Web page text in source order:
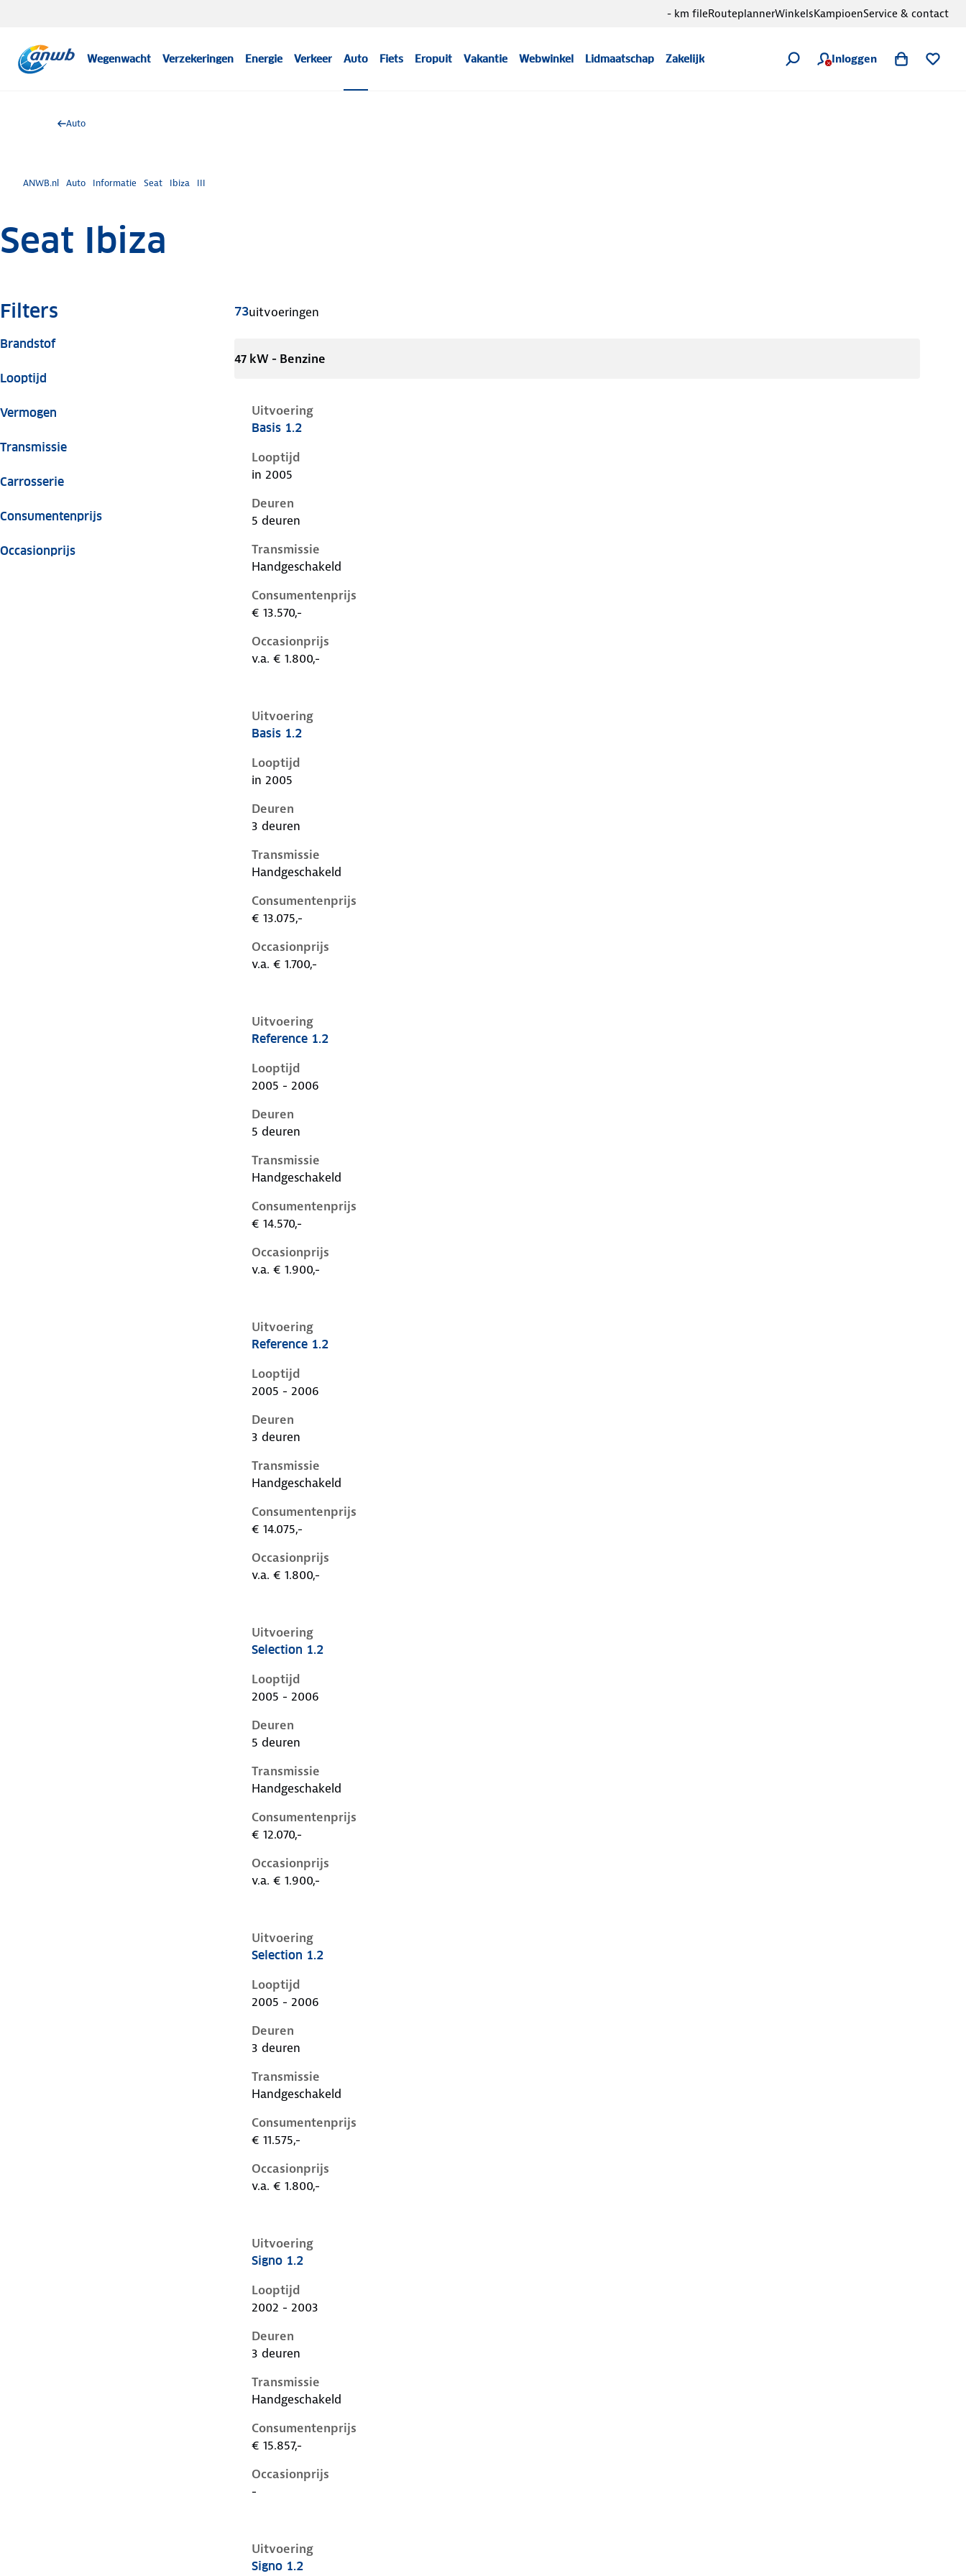
Wegenwacht Verzekeringen Energie Verkeer Auto Fiets Eropuit Vakantie Webwinkel Lidmaatschap Zakelijk Inloggen
- km fileRouteplannerWinkelsKampioenService & contact
Auto
ANWB.nl Auto Informatie Seat Ibiza III
Seat Ibiza
Filters
Brandstof
Looptijd
Vermogen
Transmissie
Carrosserie
Consumentenprijs
Occasionprijs
73uitvoeringen
47 kW - Benzine
Uitvoering
Seat Ibiza iii, 1.2, 47 kW, Benzine, 5 deuren
Basis 1.2
Looptijd
in 2005
Deuren
5 deuren
Transmissie
Handgeschakeld
Consumentenprijs
€ 13.570,-
Occasionprijs
v.a. € 1.800,-
Uitvoering
Seat Ibiza iii, 1.2, 47 kW, Benzine, 3 deuren
Basis 1.2
Looptijd
in 2005
Deuren
3 deuren
Transmissie
Handgeschakeld
Consumentenprijs
€ 13.075,-
Occasionprijs
v.a. € 1.700,-
Uitvoering
Seat Ibiza iii, 1.2, 47 kW, Benzine, 5 deuren
Reference 1.2
Looptijd
2005 - 2006
Deuren
5 deuren
Transmissie
Handgeschakeld
Consumentenprijs
€ 14.570,-
Occasionprijs
v.a. € 1.900,-
Uitvoering
Seat Ibiza iii, 1.2, 47 kW, Benzine, 3 deuren
Reference 1.2
Looptijd
2005 - 2006
Deuren
3 deuren
Transmissie
Handgeschakeld
Consumentenprijs
€ 14.075,-
Occasionprijs
v.a. € 1.800,-
Uitvoering
Seat Ibiza iii, 1.2, 47 kW, Benzine, 5 deuren
Selection 1.2
Looptijd
2005 - 2006
Deuren
5 deuren
Transmissie
Handgeschakeld
Consumentenprijs
€ 12.070,-
Occasionprijs
v.a. € 1.900,-
Uitvoering
Seat Ibiza iii, 1.2, 47 kW, Benzine, 3 deuren
Selection 1.2
Looptijd
2005 - 2006
Deuren
3 deuren
Transmissie
Handgeschakeld
Consumentenprijs
€ 11.575,-
Occasionprijs
v.a. € 1.800,-
Uitvoering
Seat Ibiza iii, 1.2, 47 kW, Benzine, 3 deuren
Signo 1.2
Looptijd
2002 - 2003
Deuren
3 deuren
Transmissie
Handgeschakeld
Consumentenprijs
€ 15.857,-
Occasionprijs
-
Uitvoering
Signo 1.2